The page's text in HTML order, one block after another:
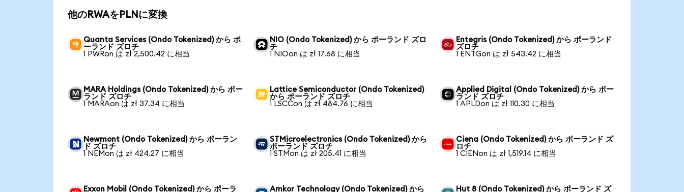
他のRWAをPLNに変換
Quanta Services (Ondo Tokenized) から ポ
ーランド ズロチ
1 PWRon は zł 2,500.42 に相当
NIO (Ondo Tokenized) から ポーランド ズロ
チ
1 NIOon は zł 17.68 に相当
Entegris (Ondo Tokenized) から ポーランド
ズロチ
1 ENTGon は zł 543.42 に相当
MARA Holdings (Ondo Tokenized) から ポー
ランド ズロチ
1 MARAon は zł 37.34 に相当
Lattice Semiconductor (Ondo Tokenized)
から ポーランド ズロチ
1 LSCCon は zł 484.76 に相当
Applied Digital (Ondo Tokenized) から ポー
ランド ズロチ
1 APLDon は zł 110.30 に相当
Newmont (Ondo Tokenized) から ポーラン
ド ズロチ
1 NEMon は zł 424.27 に相当
STMicroelectronics (Ondo Tokenized) から
ポーランド ズロチ
1 STMon は zł 205.41 に相当
Ciena (Ondo Tokenized) から ポーランド ズ
ロチ
1 CIENon は zł 1,519.14 に相当
Exxon Mobil (Ondo Tokenized) から ポーラ
Amkor Technology (Ondo Tokenized) から
Hut 8 (Ondo Tokenized) から ポーランド ズ